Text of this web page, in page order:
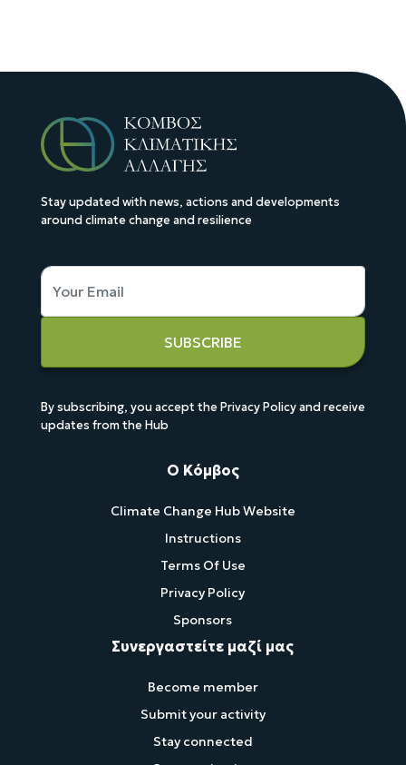
Stay updated with news, actions and developments
around climate change and resilience
SUBSCRIBE
By subscribing, you accept the Privacy Policy and receive
updates from the Hub
Ο Κόμβος
Climate Change Hub Website
Instructions
Terms Of Use
Privacy Policy
Sponsors
Συνεργαστείτε μαζί μας
Become member
Submit your activity
Stay connected